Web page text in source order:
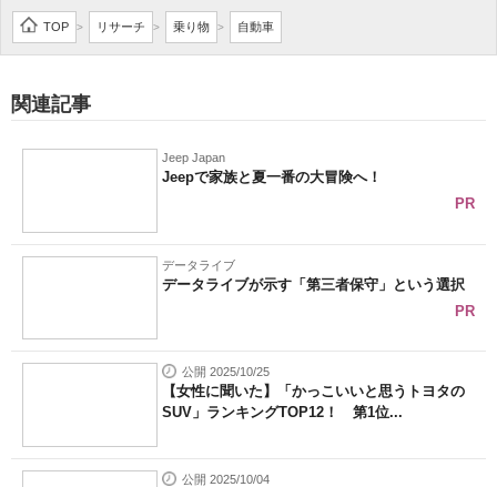
企業向けIT製品の総合サイト
製造業のIT導入・活用を支援
モノづくり技術者専門サイト
電子設計の基本と応用
ちょっと気になるネットの話題
TOP > リサーチ > 乗り物 > 自動車
関連記事
Jeep Japan
Jeepで家族と夏一番の大冒険へ！
PR
データライブ
データライブが示す「第三者保守」という選択
PR
公開 2025/10/25
【女性に聞いた】「かっこいいと思うトヨタの
SUV」ランキングTOP12！ 第1位...
公開 2025/10/04